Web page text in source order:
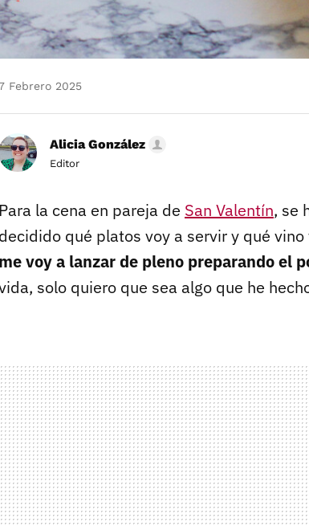
Febrero 2025
Alicia González
Editor
Para la cena en pareja de San Valentín, se
decidido qué platos voy a servir y qué
me voy a lanzar de pleno preparando el
solo quiero que sea algo que he